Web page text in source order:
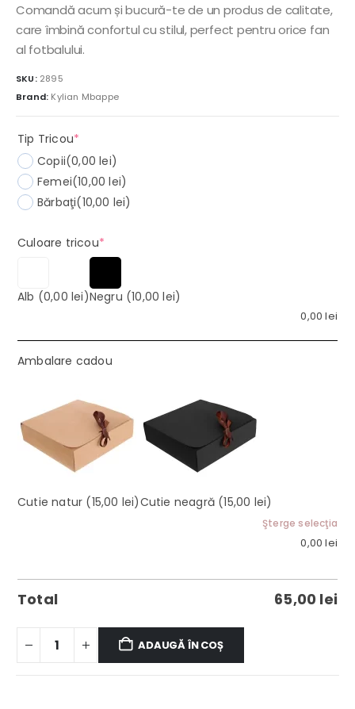
Comandă acum și bucură-te de un produs de calitate,
care îmbină confortul cu stilul, perfect pentru orice fan
al fotbalului.
SKU: 2895
Brand: Kylian Mbappe
Tip Tricou*
Copii(0,00 lei)
Femei(10,00 lei)
Bărbaţi(10,00 lei)
Culoare tricou*(required)
Alb (0,00 lei)Negru (10,00 lei)
0,00lei
Ambalare cadou
Cutie natur (15,00 lei)Cutie neagră (15,00 lei)
Şterge selecţia
0,00lei
Total 65,00 lei
ADAUGĂ ÎN COȘ